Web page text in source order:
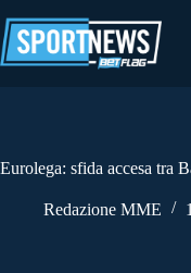
al
contenuto
Eurolega: sfida accesa tra
Redazione MME